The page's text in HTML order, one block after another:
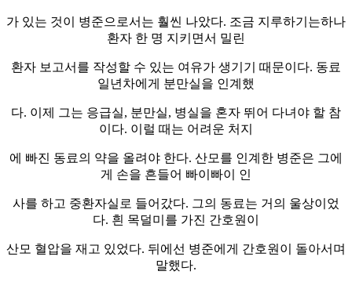
가 있는 것이 병준으로서는 훨씬 나았다. 조금 지루하기는하나
환자 한 명 지키면서 밀린
환자 보고서를 작성할 수 있는 여유가 생기기 때문이다. 동료
일년차에게 분만실을 인계했
다. 이제 그는 응급실, 분만실, 병실을 혼자 뛰어 다녀야 할 참
이다. 이럴 때는 어려운 처지
에 빠진 동료의 약을 올려야 한다. 산모를 인계한 병준은 그에
게 손을 흔들어 빠이빠이 인
사를 하고 중환자실로 들어갔다. 그의 동료는 거의 울상이었
다. 흰 목덜미를 가진 간호원이
산모 혈압을 재고 있었다. 뒤에선 병준에게 간호원이 돌아서며
말했다.